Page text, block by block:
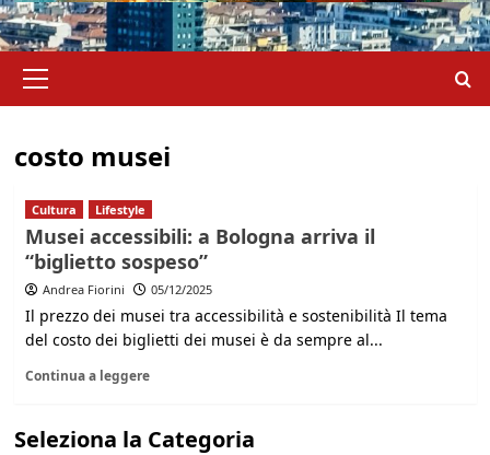
principale
costo musei
Cultura Lifestyle
Musei accessibili: a Bologna arriva il
“biglietto sospeso”
Andrea Fiorini 05/12/2025
Il prezzo dei musei tra accessibilità e sostenibilità Il tema
del costo dei biglietti dei musei è da sempre al...
Continua a leggere
Seleziona la Categoria